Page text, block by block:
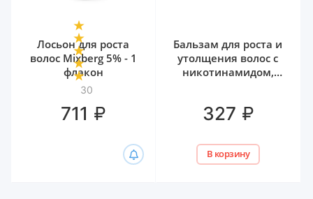
30
Лосьон для роста
волос Mixberg 5% - 1
флакон
711 ₽
Бальзам для роста и
утолщения волос с
никотинамидом,
300 мл
327 ₽
В корзину